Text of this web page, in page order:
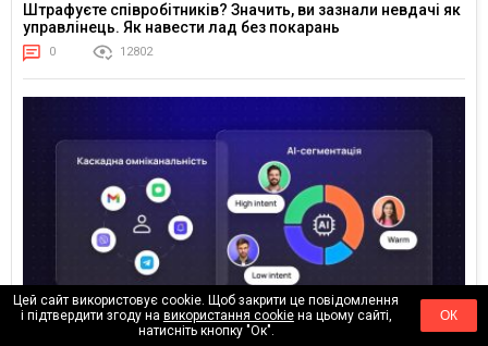
Штрафуєте співробітників? Значить, ви зазнали невдачі як
управлінець. Як навести лад без покарань
0 12802
Цей сайт використовує cookie. Щоб закрити це повідомлення
і підтвердити згоду на використання cookieна цьому сайті,
натисніть кнопку "Ок".
ОК